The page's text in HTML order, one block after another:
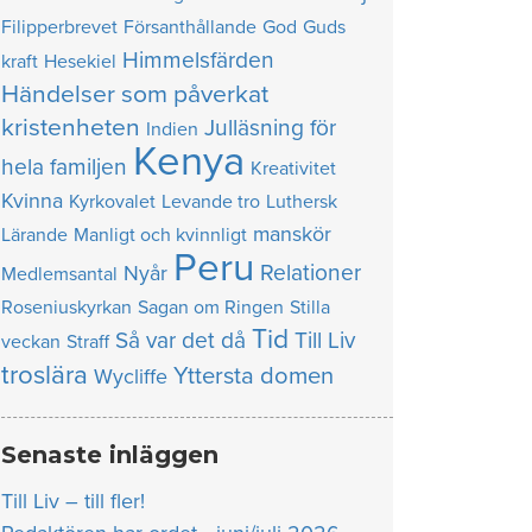
Filipperbrevet Försanthållande God Guds
kraft Hesekiel Himmelsfärden
Händelser som påverkat
kristenheten Indien Julläsning för
hela familjen Kenya Kreativitet
Kvinna Kyrkovalet Levande tro Luthersk
Lärande Manligt och kvinnligt manskör
Medlemsantal Nyår Peru Relationer
Roseniuskyrkan Sagan om Ringen Stilla
veckan Straff Så var det då Tid Till Liv
troslära Wycliffe Yttersta domen
Senaste inläggen
Till Liv – till fler!